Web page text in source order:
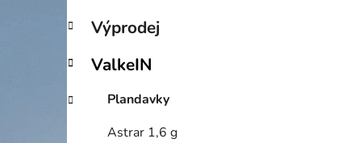
P
s
r
Přeskočit
kategorie
K
a
e
o
Výprodej
ValkeIN
Plandavky
Astrar 1,6 g